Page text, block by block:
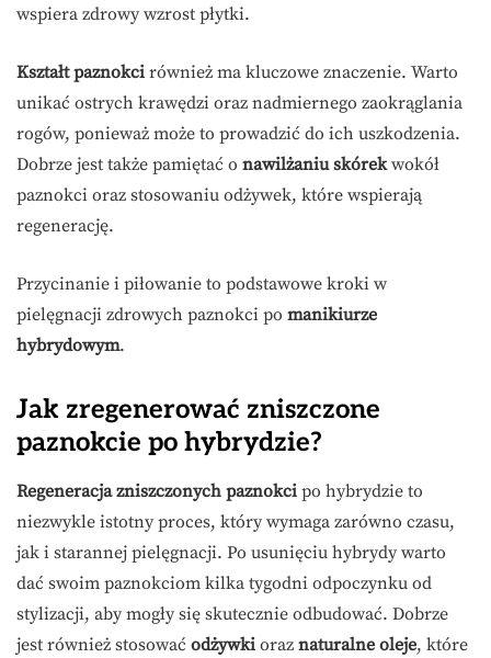
wspiera zdrowy wzrost płytki.
Kształt paznokci również ma kluczowe znaczenie. Warto
unikać ostrych krawędzi oraz nadmiernego zaokrąglania
rogów, ponieważ może to prowadzić do ich uszkodzenia.
Dobrze jest także pamiętać o nawilżaniu skórekwokół
paznokci oraz stosowaniu odżywek, które wspierają
regenerację.
Przycinanie i piłowanie to podstawowe kroki w
pielęgnacji zdrowych paznokci po manikiurze
hybrydowym.
Jak zregenerować zniszczone
paznokcie po hybrydzie?
Regeneracja zniszczonych paznokci po hybrydzie to
niezwykle istotny proces, który wymaga zarówno czasu,
jak i starannej pielęgnacji. Po usunięciu hybrydy warto
dać swoim paznokciom kilka tygodni odpoczynku od
stylizacji, aby mogły się skutecznie odbudować. Dobrze
jest również stosować odżywki oraz naturalne oleje, które